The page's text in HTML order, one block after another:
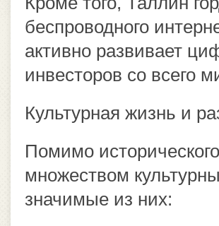
беспроводного
активно развивает
инвесторов со всего
Культурная жизнь и
Помимо
множеством
значимые из них: